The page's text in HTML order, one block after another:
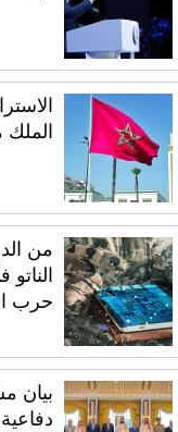
من
حرب
بيان